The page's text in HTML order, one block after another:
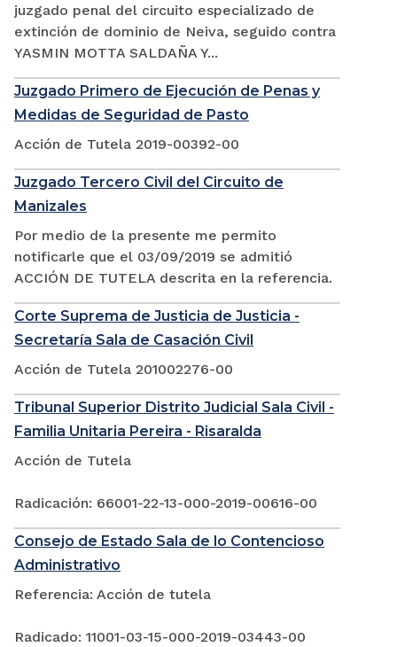
juzgado penal del circuito especializado de
extinción de dominio de Neiva, seguido contra
YASMIN MOTTA SALDAÑA Y...
Juzgado Primero de Ejecución de Penas y
Medidas de Seguridad de Pasto
Acción de Tutela 2019-00392-00
Juzgado Tercero Civil del Circuito de
Manizales
Por medio de la presente me permito
notificarle que el 03/09/2019 se admitió
ACCIÓN DE TUTELA descrita en la referencia.
Corte Suprema de Justicia de Justicia -
Secretaría Sala de Casación Civil
Acción de Tutela 201002276-00
Tribunal Superior Distrito Judicial Sala Civil -
Familia Unitaria Pereira - Risaralda
Acción de Tutela
Radicación: 66001-22-13-000-2019-00616-00
Consejo de Estado Sala de lo Contencioso
Administrativo
Referencia: Acción de tutela
Radicado: 11001-03-15-000-2019-03443-00